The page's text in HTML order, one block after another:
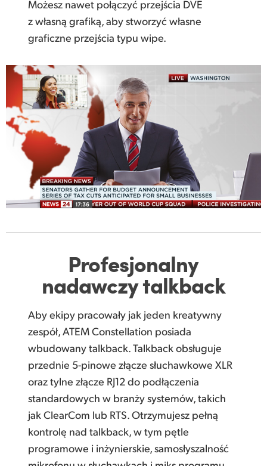
Możesz nawet połączyć przejścia DVE
z własną grafiką, aby stworzyć własne
graficzne przejścia typu wipe.
Profesjonalny
nadawczy talkback
Aby ekipy pracowały jak jeden kreatywny
zespół, ATEM Constellation posiada
wbudowany talkback. Talkback obsługuje
przednie 5-pinowe złącze słuchawkowe XLR
oraz tylne złącze RJ12 do podłączenia
standardowych w branży systemów, takich
jak ClearCom lub RTS. Otrzymujesz pełną
kontrolę nad talkback, w tym pętle
programowe i inżynierskie, samosłyszalność